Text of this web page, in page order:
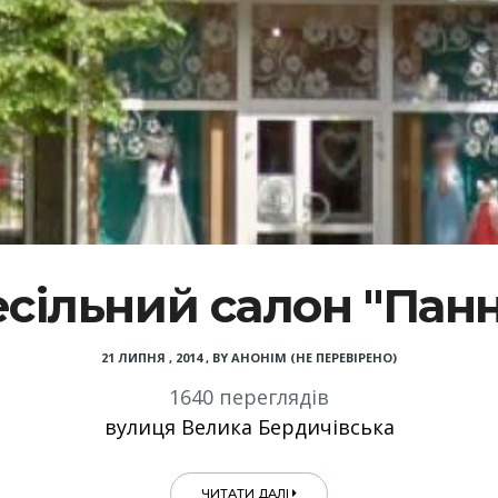
салон
21 ЛИПНЯ , 2014, BY АНОНІМ (НЕ ПЕРЕВІРЕНО)
1640 переглядів
вулиця Велика Бердичівська
ЧИТАТИ ДАЛІ